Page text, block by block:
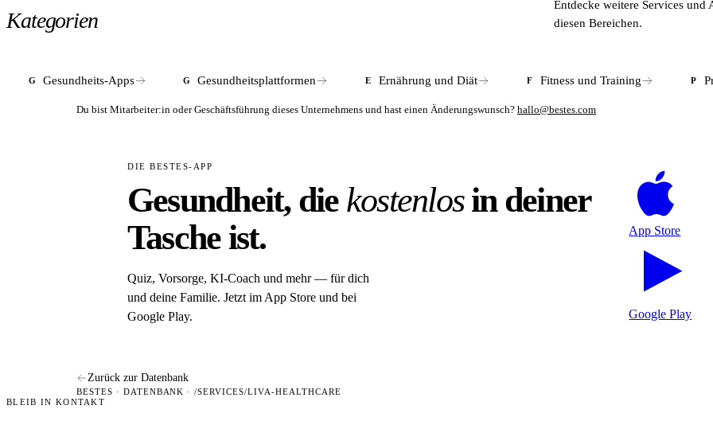
In Deutschland ist Liva Healthcare primär über institutionelle Partner wie Krankenkassen oder Pharmaunternehmen
Kategorien
Entdecke weitere Services und
diesen Bereichen.
G Gesundheits-Apps G Gesundheitsplattformen E Ernährung und Diät F Fitness und Training P
Du bist Mitarbeiter:in oder Geschäftsführung dieses Unternehmens und hast einen Änderungswunsch? hallo@bestes.com
DIE BESTES-APP
Gesundheit, die kostenlosin deiner
Tasche ist.
Quiz, Vorsorge, KI-Coach und mehr — für dich
und deine Familie. Jetzt im App Store und bei
Google Play.
App Store
Google Play
Zurück zur Datenbank
BESTES · DATENBANK · /SERVICES/LIVA-HEALTHCARE
BLEIB IN KONTAKT